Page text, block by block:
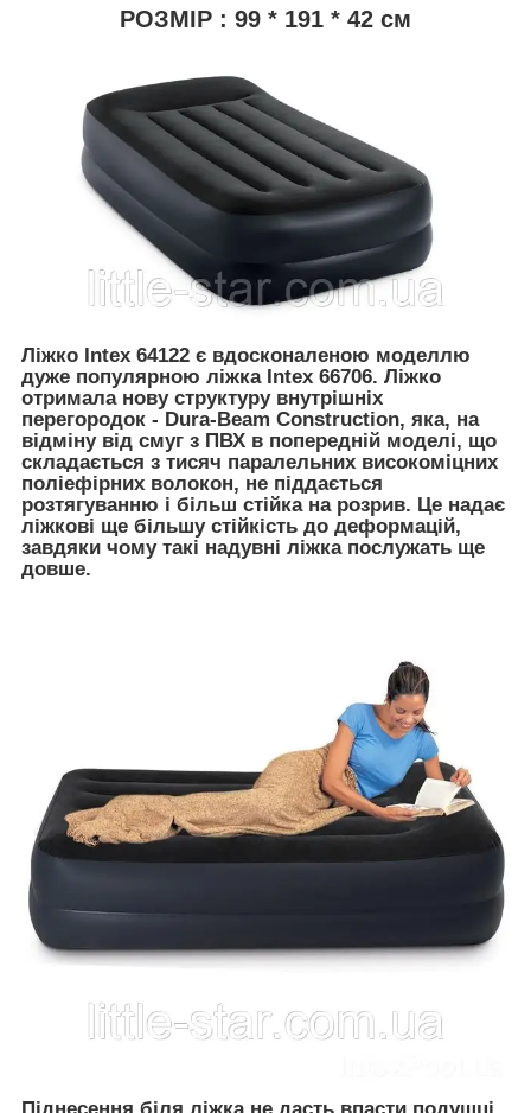
РОЗМІР : 99 * 191 * 42 см
Ліжко Intex 64122 є вдосконаленою моделлю
дуже популярною ліжка Intex 66706. Ліжко
отримала нову структуру внутрішніх
перегородок - Dura-Beam Construction, яка, на
відміну від смуг з ПВХ в попередній моделі, що
складається з тисяч паралельних високоміцних
поліефірних волокон, не піддається
розтягуванню і більш стійка на розрив. Це надає
ліжкові ще більшу стійкість до деформацій,
завдяки чому такі надувні ліжка послужать ще
довше.
Піднесення біля ліжка не дасть впасти подушці,